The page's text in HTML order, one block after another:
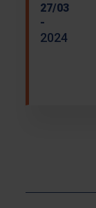
27/03
-
2024